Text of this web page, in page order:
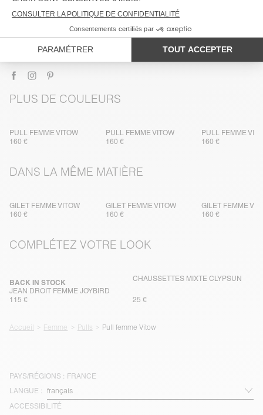
ENTRETIEN
LIVRAISON ET RETOURS
PLUS DE COULEURS
PULL FEMME VITOW
160 €
PULL FEMME VITOW
160 €
PULL FEMME
160 €
DANS LA MÊME MATIÈRE
GILET FEMME VITOW
160 €
GILET FEMME VITOW
160 €
GILET FEMME
160 €
COMPLÉTEZ VOTRE LOOK
JEAN DROIT FEMME JOYBIRD
BACK IN STOCK
115 €
CHAUSSETTES MIXTE CLYPSUN
25 €
Accueil Femme Pulls Pull femme Vitow
PAYS/RÉGIONS : FRANCE
LANGUE :
ACCESSIBILITÉ